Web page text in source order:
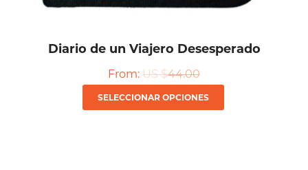
Diario de un Viajero Desesperado
From: US $44.00
SELECCIONAR OPCIONES